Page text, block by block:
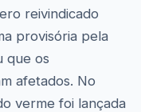
reivindicado
provisória pela
que os
afetados. No
verme foi lançada